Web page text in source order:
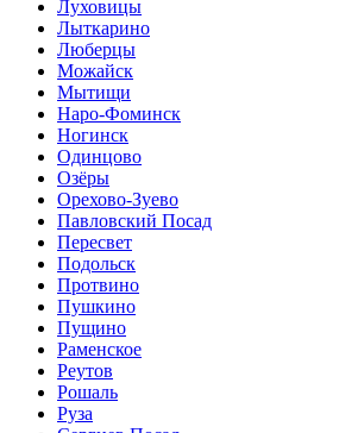
Луховицы
Лыткарино
Люберцы
Можайск
Мытищи
Наро-Фоминск
Ногинск
Одинцово
Озёры
Орехово-Зуево
Павловский Посад
Пересвет
Подольск
Протвино
Пушкино
Пущино
Раменское
Реутов
Рошаль
Руза